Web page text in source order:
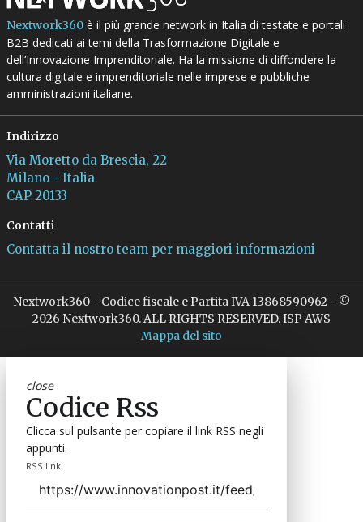
Nextwork360è il più grande network in Italia di testate e portali
B2B dedicati ai temi della Trasformazione Digitale e
dell’Innovazione Imprenditoriale. Ha la missione di diffondere la
cultura digitale e imprenditoriale nelle imprese e pubbliche
amministrazioni italiane.
Indirizzo
Via Moretto da Brescia, 22
Milano - Italia
CAP 20133
Contatti
Contatta il nostro team per maggiori informazioni
Nextwork360 - Codice fiscale e Partita IVA 13868590962 - ©
2026 Nextwork360. ALL RIGHTS RESERVED. ISP AWS
Mappa del sito
close
Codice Rss
Clicca sul pulsante per copiare il link RSS negli
appunti.
RSS link